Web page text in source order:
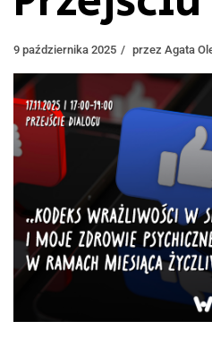
9 października 2025 przez Agata